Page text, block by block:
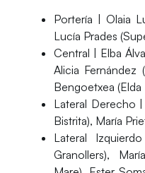
Portería | Olaia
Lucía Prades
Central | Elba
Alicia Fernández
Bengoetxea (Elda
Lateral Derecho
Bistrita), María
Lateral Izquierdo
Granollers),